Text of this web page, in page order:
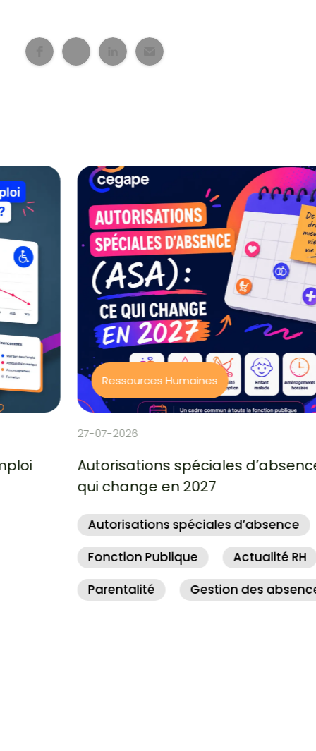
Ressources Humaines
Autorisations spéciales d’absence : ce
qui change en 2027
Autorisations spéciales d’absence
Fonction Publique
Actualité RH
Parentalité
Gestion des absences